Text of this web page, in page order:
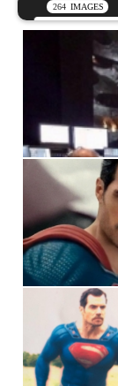
264 IMAGES